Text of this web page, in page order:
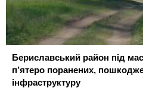
Бериславський район під
п’ятеро поранених,
інфраструктуру